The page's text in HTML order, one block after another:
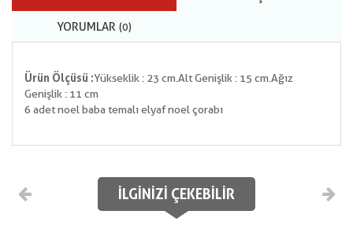
YORUMLAR (0)
Ürün Ölçüsü :Yükseklik : 23 cm.Alt Genişlik : 15 cm.Ağız
Genişlik : 11 cm
6 adet noel baba temalı elyaf noel çorabı
İLGINIZI ÇEKEBILIR